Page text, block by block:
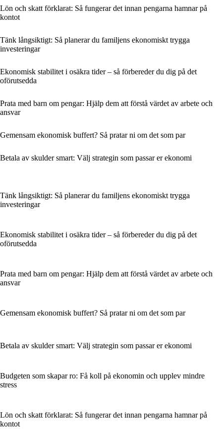
Lön och skatt förklarat: Så fungerar det innan pengarna hamnar på
kontot
Tänk långsiktigt: Så planerar du familjens ekonomiskt trygga
investeringar
Ekonomisk stabilitet i osäkra tider – så förbereder du dig på det
oförutsedda
Prata med barn om pengar: Hjälp dem att förstå värdet av arbete och
ansvar
Gemensam ekonomisk buffert? Så pratar ni om det som par
Betala av skulder smart: Välj strategin som passar er ekonomi
Tänk långsiktigt: Så planerar du familjens ekonomiskt trygga
investeringar
Ekonomisk stabilitet i osäkra tider – så förbereder du dig på det
oförutsedda
Prata med barn om pengar: Hjälp dem att förstå värdet av arbete och
ansvar
Gemensam ekonomisk buffert? Så pratar ni om det som par
Betala av skulder smart: Välj strategin som passar er ekonomi
Budgeten som skapar ro: Få koll på ekonomin och upplev mindre
stress
Lön och skatt förklarat: Så fungerar det innan pengarna hamnar på
kontot